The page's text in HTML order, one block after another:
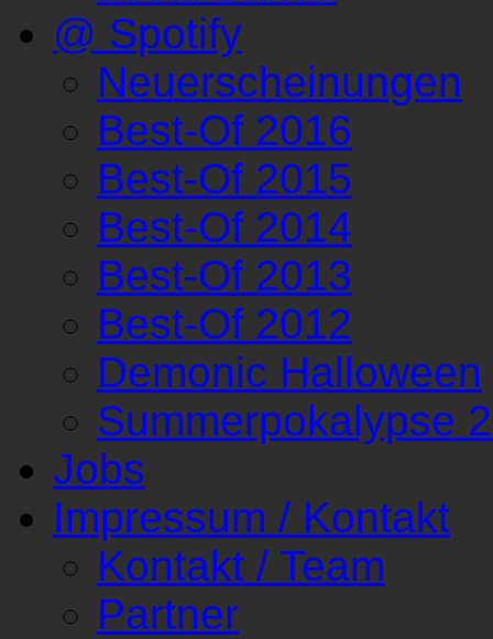
@ Spotify
Neuerscheinungen
Best-Of 2016
Best-Of 2015
Best-Of 2014
Best-Of 2013
Best-Of 2012
Demonic Halloween
Summerpokalypse
Jobs
Impressum / Kontakt
Kontakt / Team
Partner